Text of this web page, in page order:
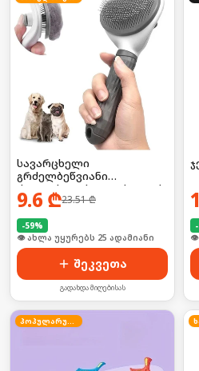
სავარცხელი
გრძელბეწვიანი
ძაღლისთვის/კატისათვის
9.6 ₾23.51₾
-59%
🛒 ბოლო 24სთ-ში იყიდა 39-მა
შეკვეთა
გადახდა მიღებისას
-